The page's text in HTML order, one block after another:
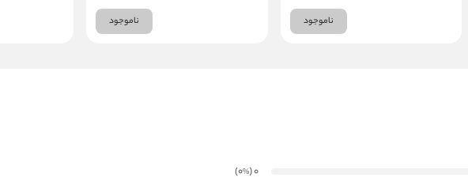
ناموجود ناموجود
0
(0
%
)